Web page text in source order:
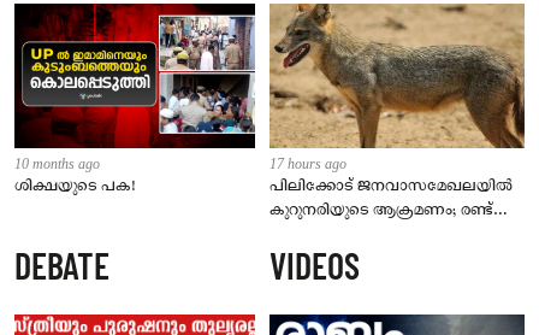
10 months ago
ശിക്ഷയുടെ പക!
17 hours ago
പിലിക്കോട് ജനവാസമേഖലയിൽ
കുറുനരിയുടെ ആക്രമണം; രണ്ട്
നിർദേശം നൽകി പഞ്ചായത്ത്
DEBATE VIDEOS